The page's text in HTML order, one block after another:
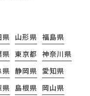
県 山形県 福島県
県 東京都 神奈川県
県 静岡県 愛知県
県 島根県 岡山県